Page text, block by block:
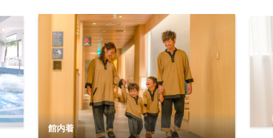
館内着